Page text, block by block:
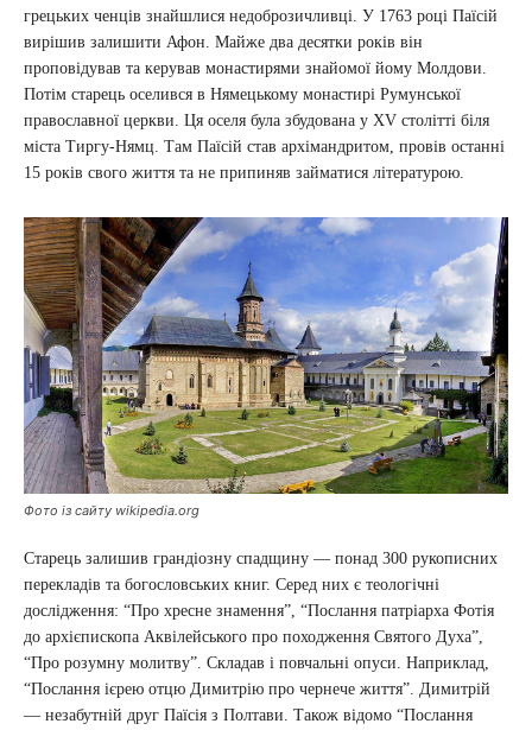
грецьких ченців знайшлися недоброзичливці. У 1763 році Паїсій
вирішив залишити Афон. Майже два десятки років він
проповідував та керував монастирями знайомої йому Молдови.
Потім старець оселився в Нямецькому монастирі Румунської
православної церкви. Ця оселя була збудована у XV столітті біля
міста Тиргу-Нямц. Там Паїсій став архімандритом, провів останні
15 років свого життя та не припиняв займатися літературою.
Фото із сайту wikipedia.org
Старець залишив грандіозну спадщину — понад 300 рукописних
перекладів та богословських книг. Серед них є теологічні
дослідження: “Про хресне знамення”, “Послання патріарха Фотія
до архієпископа Аквілейського про походження Святого Духа”,
“Про розумну молитву”. Складав і повчальні опуси. Наприклад,
“Послання ієрею отцю Димитрію про чернече життя”. Димитрій
— незабутній друг Паїсія з Полтави. Також відомо “Послання